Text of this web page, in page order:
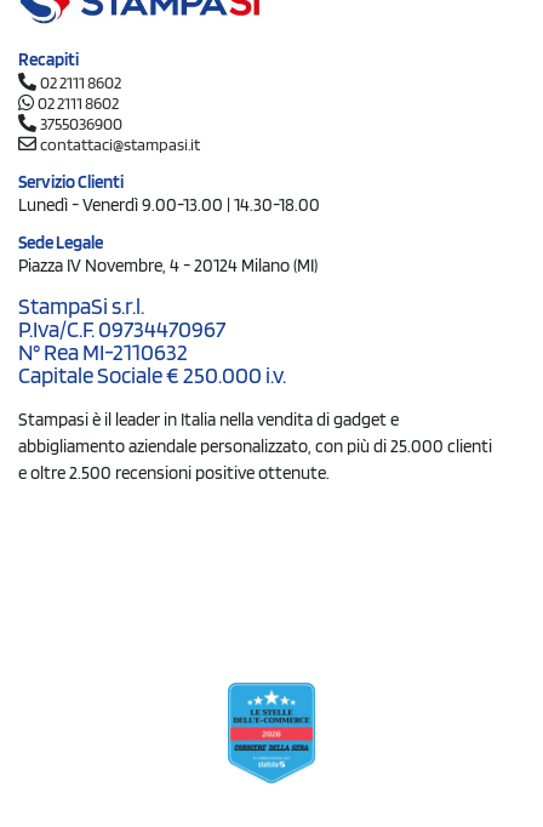
Recapiti
02 2111 8602
02 2111 8602
3755036900
contattaci@stampasi.it
Servizio Clienti
Lunedì - Venerdì 9.00-13.00 | 14.30-18.00
Sede Legale
Piazza IV Novembre, 4 - 20124 Milano (MI)
StampaSi s.r.l.
P.Iva/C.F. 09734470967
N° Rea MI-2110632
Capitale Sociale € 250.000 i.v.
Stampasi è il leader in Italia nella vendita di gadget e
abbigliamento aziendale personalizzato, con più di 25.000 clienti
e oltre 2.500 recensioni positive ottenute.